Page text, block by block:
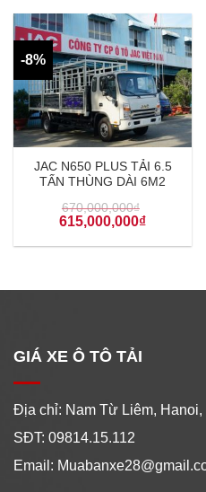
-8%
JAC N650 PLUS TẢI 6.5
TẤN THÙNG DÀI 6M2
670,000,000₫
615,000,000₫
GIÁ XE Ô TÔ TẢI
Địa chỉ: Nam Từ Liêm, Hanoi,
SĐT: 09814.15.112
Email: